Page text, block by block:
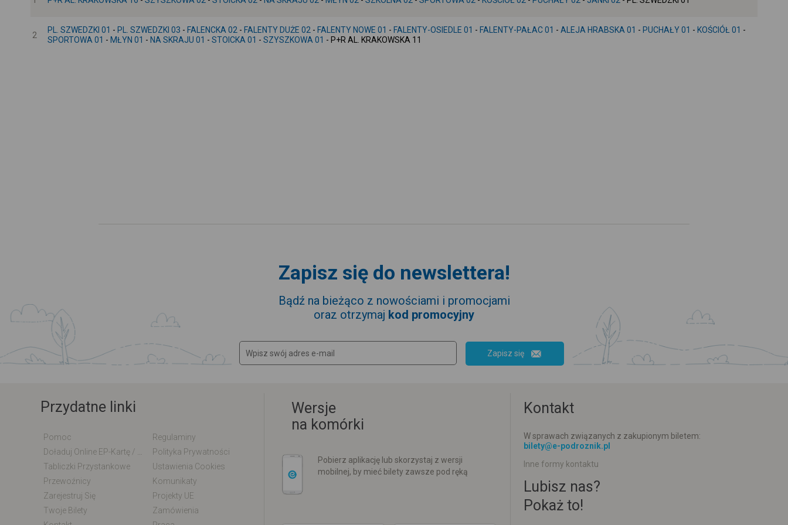
-
2
PL. SZWEDZKI 01 - PL. SZWEDZKI 03 - FALENCKA 02 - FALENTY DUŻE 02 - FALENTY NOWE 01 - FALENTY-OSIEDLE 01 - FALENTY-PAŁAC 01 - ALEJA HRABSKA 01 - PUCHAŁY 01 - KOŚCIÓŁ 01 -
SPORTOWA 01 - MŁYN 01 - NA SKRAJU 01 - STOICKA 01 - SZYSZKOWA 01 - P+R AL. KRAKOWSKA 11
Zapisz się do newslettera!
Bądź na bieżąco z nowościami i promocjami
oraz otrzymaj kod promocyjny
Zapisz się
Przydatne linki
Pomoc
Regulaminy
Polityka Prywatności
Tabliczki Przystankowe
Ustawienia Cookies
Przewoźnicy
Komunikaty
Zarejestruj Się
Projekty UE
Twoje Bilety
Zamówienia
Wersje
na komórki
Pobierz aplikację lub skorzystaj z wersji
mobilnej, by mieć bilety zawsze pod ręką
Kontakt
W sprawach związanych z zakupionym biletem:
bilety@e-podroznik.pl
Inne formy kontaktu
Lubisz nas?
Pokaż to!